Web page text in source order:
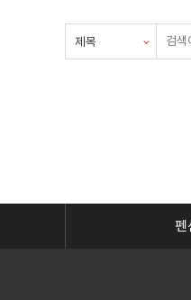
펜